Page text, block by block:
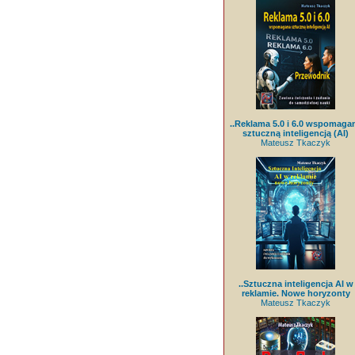
..Reklama 5.0 i 6.0
sztuczną inteligencją (AI)
Mateusz Tkaczyk
..Sztuczna inteligencja AI w
reklamie. Nowe horyzonty
Mateusz Tkaczyk